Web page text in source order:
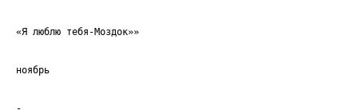
«Я люблю тебя-Моздок»»
ноябрь